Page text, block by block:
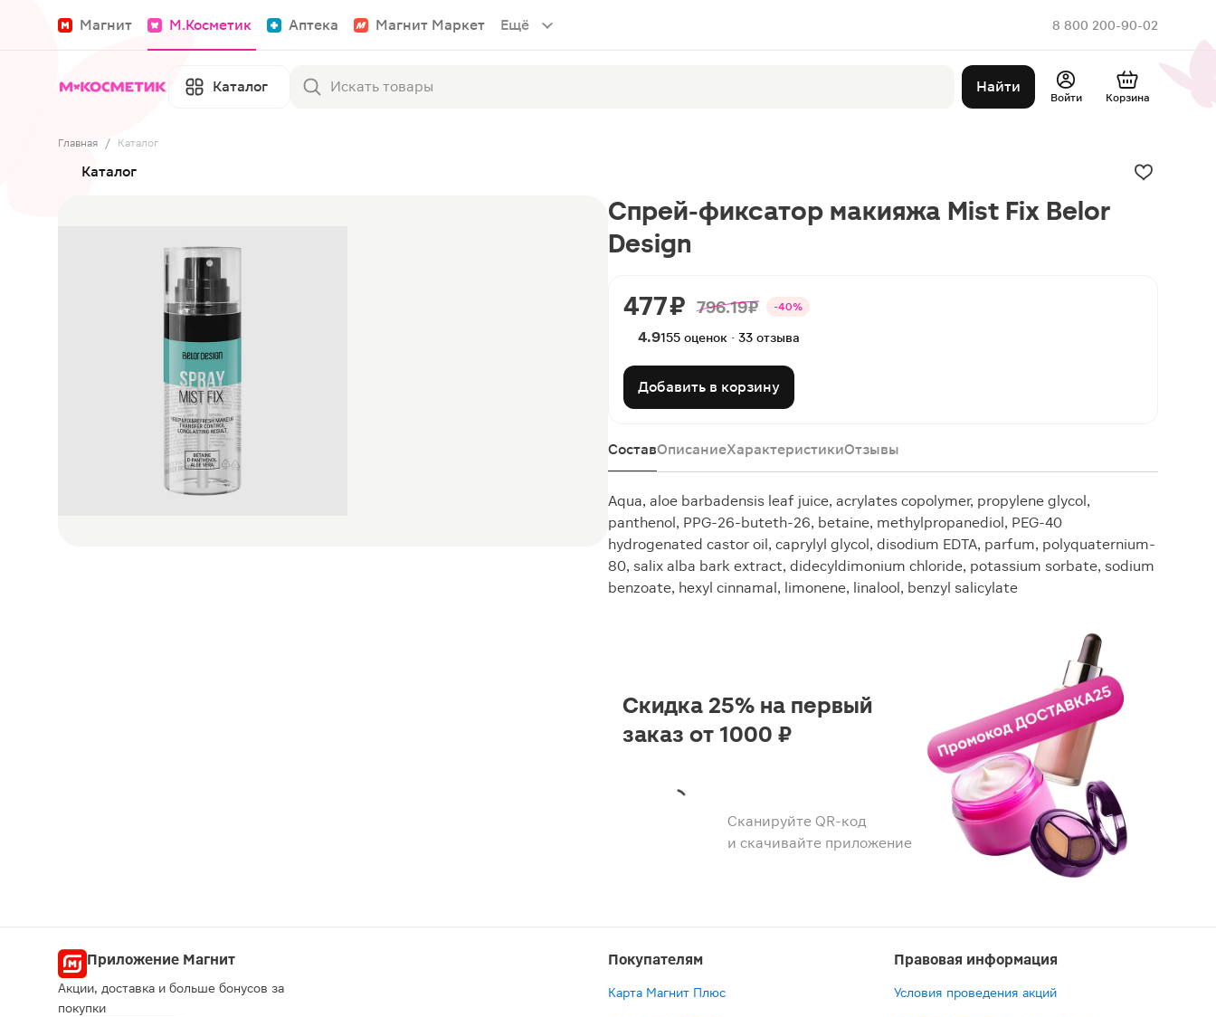
Магнит М.Косметик Аптека Магнит Маркет Ещё 8 800 200-90-02
Каталог Найти
Войти Корзина
Главная / Каталог
Каталог
Спрей-фиксатор макияжа Mist Fix Belor
Design
477 ₽ 796.19 ₽ -40%
4.9155 оценок · 33 отзыва
Добавить в корзину
СоставОписаниеХарактеристикиОтзывы
Aqua, aloe barbadensis leaf juice, acrylates copolymer, propylene glycol,
panthenol, PPG-26-buteth-26, betaine, methylpropanediol, PEG-40
hydrogenated castor oil, caprylyl glycol, disodium EDTA, parfum, polyquaternium-
80, salix alba bark extract, didecyldimonium chloride, potassium sorbate, sodium
benzoate, hexyl cinnamal, limonene, linalool, benzyl salicylate
Сканируйте QR-код
и скачивайте приложение
Скидка 25% на первый
заказ от 1000 ₽
Приложение Магнит
Акции, доставка и больше бонусов за
покупки
Покупателям
Карта Магнит Плюс
Правовая информация
Условия проведения акций